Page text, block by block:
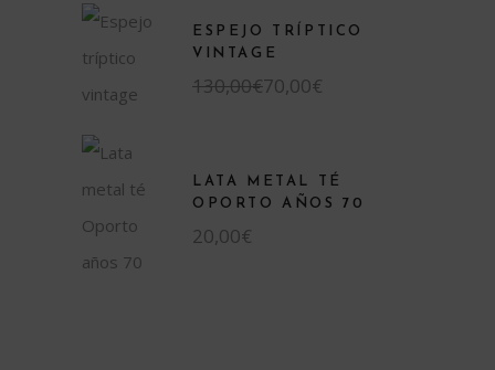
ESPEJO TRÍPTICO
VINTAGE
130,00€70,00€
LATA METAL TÉ
OPORTO AÑOS 70
20,00€